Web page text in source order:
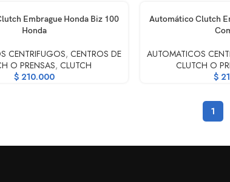
Embrague Honda Biz 100
Honda
CENTRIFUGOS, CENTROS DE
O PRENSAS, CLUTCH
$210.000
AÑADIR AL CARRITO
Automático Clutch
AUTOMATICOS
CLUTCH O
$
1